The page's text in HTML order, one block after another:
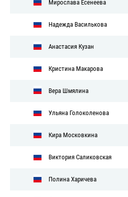
Мирослава Есенеева
Надежда Василькова
Анастасия Кузан
Кристина Макарова
Вера Шмялина
Ульяна Голоколенова
Кира Московкина
Виктория Саликовская
Полина Харичева